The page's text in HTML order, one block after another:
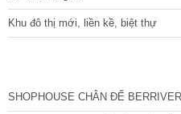
Khu đô thị mới, liền kề, biệt thự
SHOPHOUSE CHÂN ĐẾ